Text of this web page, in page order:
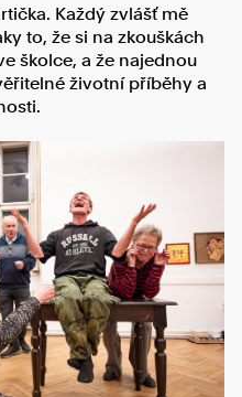
Každý zvlášť mě
to, že si na zkouškách
školce, a že najednou
životní příběhy a